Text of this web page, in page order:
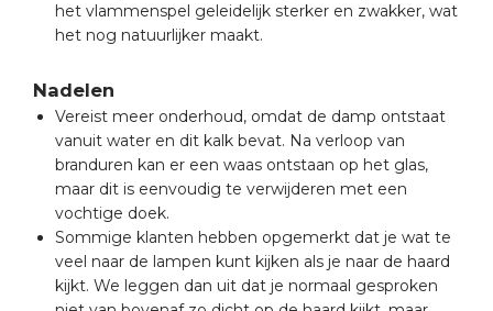
het vlammenspel geleidelijk sterker en zwakker, wat
het nog natuurlijker maakt.
Nadelen
Vereist meer onderhoud, omdat de damp ontstaat
vanuit water en dit kalk bevat. Na verloop van
branduren kan er een waas ontstaan op het glas,
maar dit is eenvoudig te verwijderen met een
vochtige doek.
Sommige klanten hebben opgemerkt dat je wat te
veel naar de lampen kunt kijken als je naar de haard
kijkt. We leggen dan uit dat je normaal gesproken